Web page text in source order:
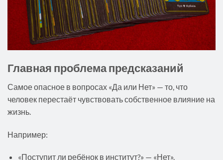
Главная проблема предсказаний
Самое опасное в вопросах «Да или Нет» — то, что
человек перестаёт чувствовать собственное влияние на
жизнь.
Например:
«Поступит ли ребёнок в институт?» — «Нет».